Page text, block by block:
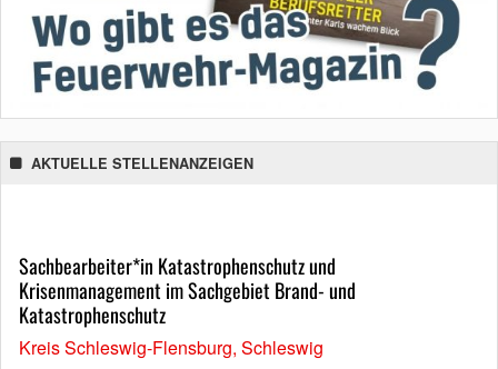
AKTUELLE STELLENANZEIGEN
Sachbearbeiter*in Katastrophenschutz und
Krisenmanagement im Sachgebiet Brand- und
Katastrophenschutz
Kreis Schleswig-Flensburg, Schleswig